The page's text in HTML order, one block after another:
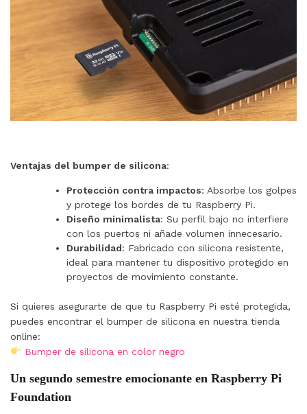
Ventajas del bumper de silicona:
Protección contra impactos: Absorbe los golpes
y protege los bordes de tu Raspberry Pi.
Diseño minimalista: Su perfil bajo no interfiere
con los puertos ni añade volumen innecesario.
Durabilidad: Fabricado con silicona resistente,
ideal para mantener tu dispositivo protegido en
proyectos de movimiento constante.
Si quieres asegurarte de que tu Raspberry Pi esté protegida,
puedes encontrar el bumper de silicona en nuestra tienda
online:
Bumper de silicona en color negro
Un segundo semestre emocionante en Raspberry Pi
Foundation